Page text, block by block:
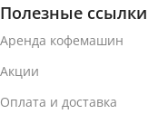
Полезные ссылки
Аренда кофемашин
Акции
Оплата и доставка